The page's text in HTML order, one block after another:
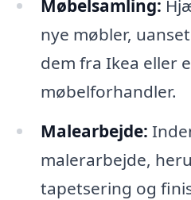
Møbelsamling:
nye møbler,
dem fra Ikea eller
møbelforhandler.
Malearbejde:
malerarbejde,
tapetsering og